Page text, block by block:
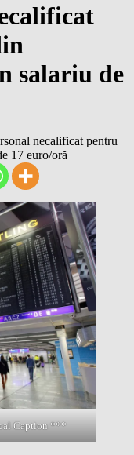
salariu de
necalificat pentru
17 euro/oră
Caption ***